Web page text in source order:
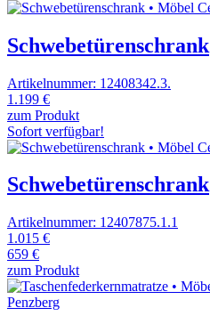
Schwebetürenschrank
Artikelnummer: 12408342.3.
1.199 €
zum Produkt
Sofort verfügbar!
Schwebetürenschrank
Artikelnummer: 12407875.1.1
1.015 €
659 €
zum Produkt